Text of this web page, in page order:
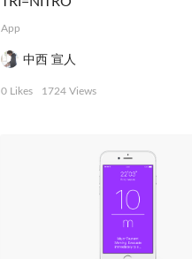
App
中西 宣人
0 Likes 1724 Views